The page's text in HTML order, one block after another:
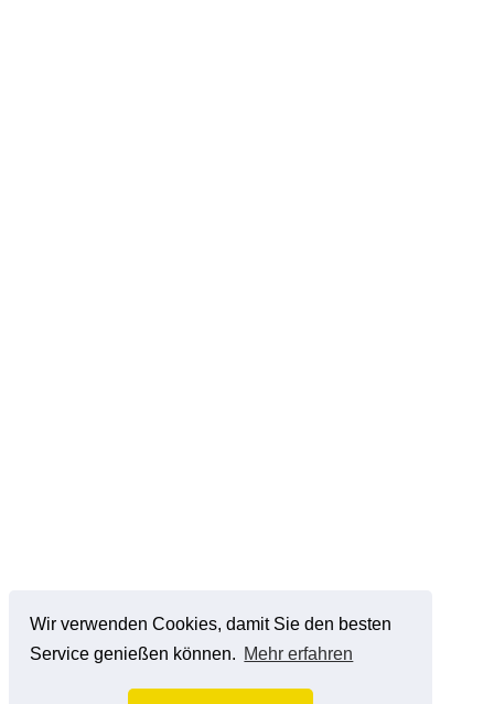
Wir verwenden Cookies, damit Sie den besten
Service genießen können. Mehr erfahren